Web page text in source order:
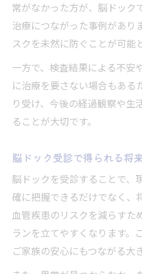
常がなかった方が、脳ドック
治療につながった事例があり
スクを未然に防ぐことが可能
一方で、検査結果による不安
に治療を要さない場合もあ
り受け、今後の経過観察や生
ることが大切です。
脳ドック受診で得られる将
脳ドックを受診することで、
確に把握できるだけでなく、
血管疾患のリスクを減らすた
ランを立てやすくなります。
ご家族の安心にもつながる大